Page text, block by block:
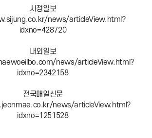
시정일보
news/articleView.html?
idxno=428720
내외일보
news/articleView.html?
idxno=2342158
전국매일신문
news/articleView.html?
idxno=1251528